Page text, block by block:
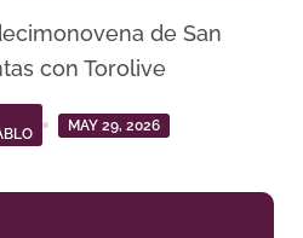
con Torolive
MAY 29, 2026